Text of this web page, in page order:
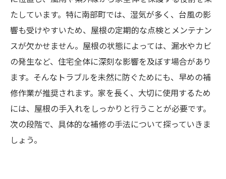
たしています。特に南部町では、湿気が多く、台風の影
響も受けやすいため、屋根の定期的な点検とメンテナン
スが欠かせません。屋根の状態によっては、漏水やカビ
の発生など、住宅全体に深刻な影響を及ぼす場合があり
ます。そんなトラブルを未然に防ぐためにも、早めの補
修作業が推奨されます。家を長く、大切に使用するため
には、屋根の手入れをしっかりと行うことが必要です。
次の段階で、具体的な補修の手法について探っていきま
しょう。